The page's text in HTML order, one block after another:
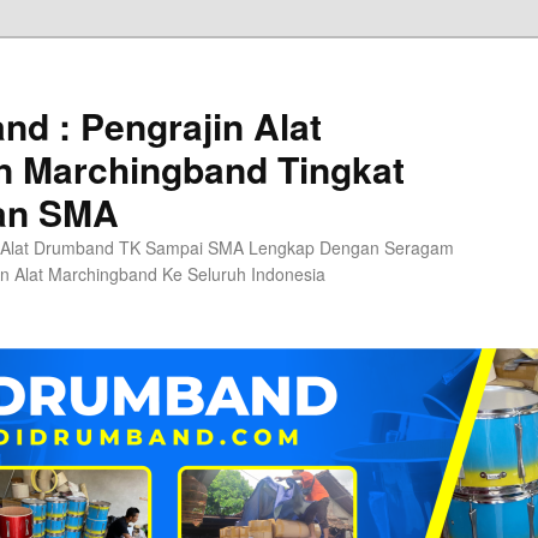
: Pengrajin Alat
Marchingband Tingkat
SMA
Drumband TK Sampai SMA Lengkap Dengan Seragam
Alat Marchingband Ke Seluruh Indonesia